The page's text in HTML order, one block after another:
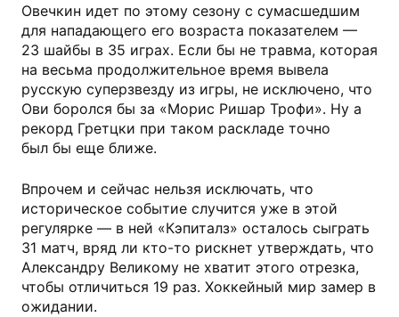
Овечкин идет по этому сезону с сумасшедшим
для нападающего его возраста показателем —
23 шайбы в 35 играх. Если бы не травма, которая
на весьма продолжительное время вывела
русскую суперзвезду из игры, не исключено, что
Ови боролся бы за «Морис Ришар Трофи». Ну а
рекорд Гретцки при таком раскладе точно
был бы еще ближе.
Впрочем и сейчас нельзя исключать, что
историческое событие случится уже в этой
регулярке — в ней «Кэпиталз» осталось сыграть
31 матч, вряд ли кто-то рискнет утверждать, что
Александру Великому не хватит этого отрезка,
чтобы отличиться 19 раз. Хоккейный мир замер в
ожидании.